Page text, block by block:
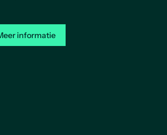
informatie